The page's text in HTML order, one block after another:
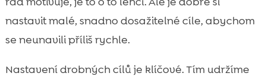
nastavit malé, snadno dosažitelné cíle, abychom
se neunavili příliš rychle.
Nastavení drobných cílů je klíčové. Tím udržíme